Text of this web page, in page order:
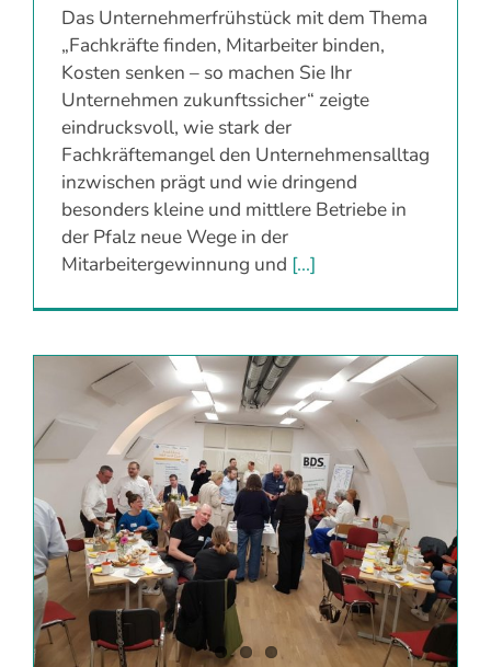
Das Unternehmerfrühstück mit dem Thema
„Fachkräfte finden, Mitarbeiter binden,
Kosten senken – so machen Sie Ihr
Unternehmen zukunftssicher“ zeigte
eindrucksvoll, wie stark der
Fachkräftemangel den Unternehmensalltag
inzwischen prägt und wie dringend
besonders kleine und mittlere Betriebe in
der Pfalz neue Wege in der
Mitarbeitergewinnung und [...]